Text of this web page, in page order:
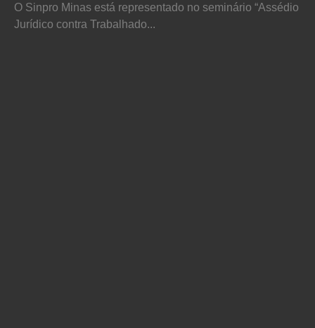
O Sinpro Minas está representado no seminário “Assédio
Jurídico contra Trabalhado...